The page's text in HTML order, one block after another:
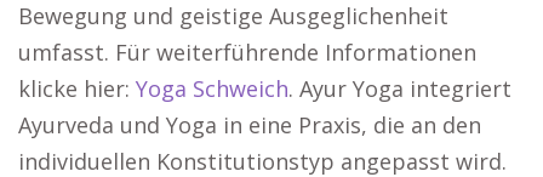
Bewegung und geistige Ausgeglichenheit
umfasst. Für weiterführende Informationen
klicke hier: Yoga Schweich. Ayur Yoga integriert
Ayurveda und Yoga in eine Praxis, die an den
individuellen Konstitutionstyp angepasst wird.